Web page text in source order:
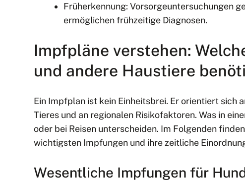
Früherkennung: Vorsorgeuntersuchungen
ermöglichen frühzeitige Diagnosen.
Impfpläne verstehen:
und andere Haustiere
Ein Impfplan ist kein Einheitsbrei. Er orientiert sich
Tieres und an regionalen Risikofaktoren. Was in
oder bei Reisen unterscheiden. Im Folgenden
wichtigsten Impfungen und ihre zeitliche
Wesentliche Impfungen für